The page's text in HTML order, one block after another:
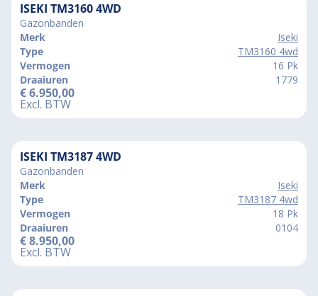
ISEKI TM3160 4WD
Gazonbanden
Merk
Iseki
Type
TM3160 4wd
Vermogen
16 Pk
Draaiuren
1779
€6.950,00
Excl. BTW
ISEKI TM3187 4WD
Gazonbanden
Merk
Iseki
Type
TM3187 4wd
Vermogen
18 Pk
Draaiuren
0104
€8.950,00
Excl. BTW